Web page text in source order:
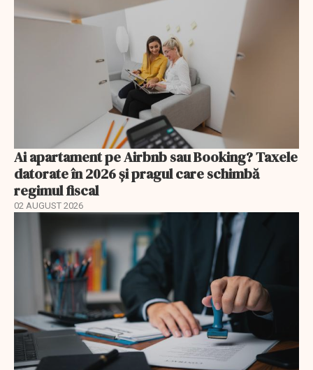
Ai apartament pe Airbnb sau Booking? Taxele
datorate în 2026 și pragul care schimbă
regimul fiscal
02 AUGUST 2026